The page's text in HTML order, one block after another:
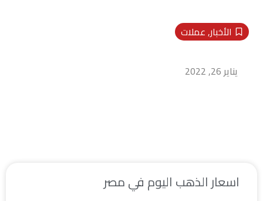
الأخبار,عملات
أسعار مواد البناء..ننشر اسعار الحديد والاسمنت
يناير 26, 2022
اسعار الذهب اليوم في مصر